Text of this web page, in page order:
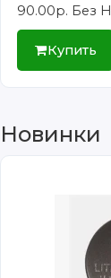
90.00р. Без
Купить
Новинки